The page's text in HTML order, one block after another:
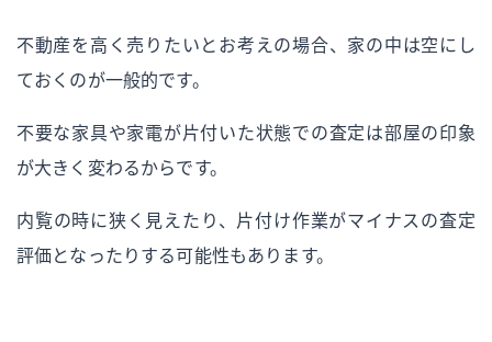
不動産を高く売りたいとお考えの場合、家の中は空にし
ておくのが一般的です。
不要な家具や家電が片付いた状態での査定は部屋の印象
が大きく変わるからです。
内覧の時に狭く見えたり、片付け作業がマイナスの査定
評価となったりする可能性もあります。